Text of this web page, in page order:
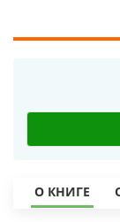
О КНИГЕ